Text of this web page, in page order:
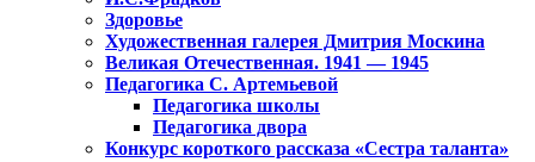
Здоровье
Художественная галерея Дмитрия Москина
Великая Отечественная. 1941 — 1945
Педагогика С. Артемьевой
Педагогика школы
Педагогика двора
Конкурс короткого рассказа «Сестра таланта»